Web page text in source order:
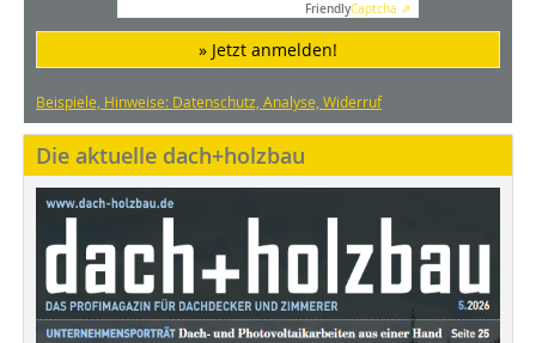
FriendlyCaptcha ⇗
» Jetzt anmelden!
Beispiele, Hinweise: Datenschutz, Analyse, Widerruf
Die aktuelle dach+holzbau